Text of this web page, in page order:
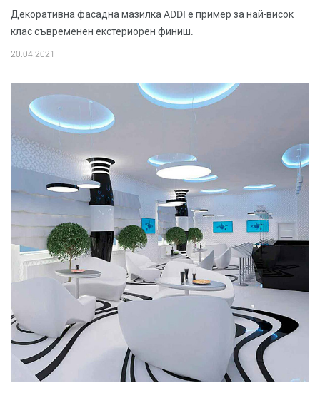
Декоративна фасадна мазилка ADDI е пример за най-висок
клас съвременен екстериорен финиш.
20.04.2021